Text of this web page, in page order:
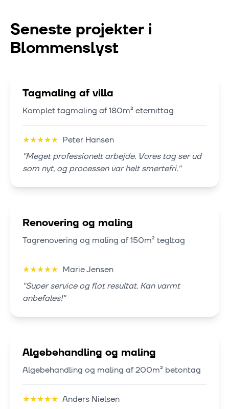
Seneste projekter i
Blommenslyst
Tagmaling af villa
Komplet tagmaling af 180m² eternittag
★★★★★ Peter Hansen
"Meget professionelt arbejde. Vores tag ser ud
som nyt, og processen var helt smertefri."
Renovering og maling
Tagrenovering og maling af 150m² tegltag
★★★★★ Marie Jensen
"Super service og flot resultat. Kan varmt
anbefales!"
Algebehandling og maling
Algebehandling og maling af 200m² betontag
★★★★★ Anders Nielsen